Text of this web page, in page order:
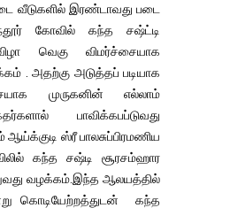
வீடுகளில் இரண்டாவது படை
கோவில் கந்த சஷ்ட்டி
வெகு விமர்ச்சையாக
. அதற்கு அடுத்தப் படியாக
முருகனின் எல்லாம்
பாவிக்கபப்டுவது
ஸ்ரீ பாலசுப்பிரமணிய
கந்த சஷ்டி சூரசம்ஹார
வழக்கம்.இந்த ஆலயத்தில்
கொடியேற்றத்துடன் கந்த